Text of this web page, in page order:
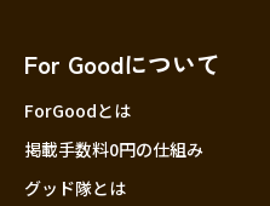
For Goodについて
ForGoodとは
掲載手数料0円の仕組み
グッド隊とは